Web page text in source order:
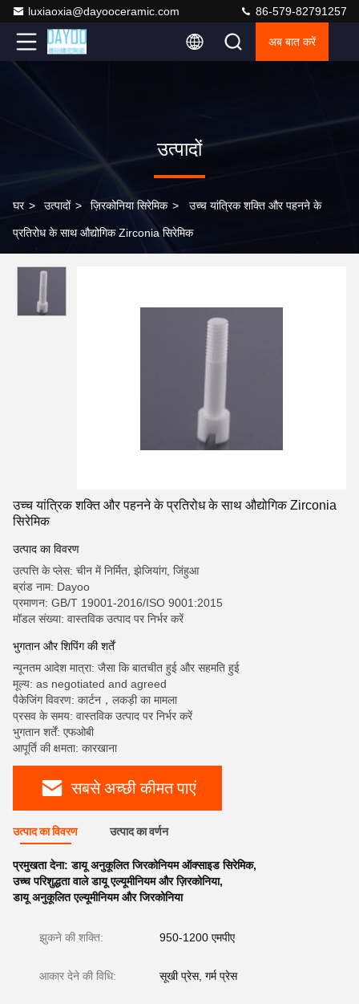
luxiaoxia@dayooceramic.com 86-579-82791257
अब बात करें
उत्पादों
घर > उत्पादों > ज़िरकोनिया सिरेमिक > उच्च यांत्रिक शक्ति और पहनने के
प्रतिरोध के साथ औद्योगिक Zirconia सिरेमिक
उच्च यांत्रिक शक्ति और पहनने के प्रतिरोध के साथ औद्योगिक Zirconia
सिरेमिक
उत्पाद का विवरण
उत्पत्ति के प्लेस: चीन में निर्मित, झेजियांग, जिंहुआ
ब्रांड नाम: Dayoo
प्रमाणन: GB/T 19001-2016/ISO 9001:2015
मॉडल संख्या: वास्तविक उत्पाद पर निर्भर करें
भुगतान और शिपिंग की शर्तें
न्यूनतम आदेश मात्रा: जैसा कि बातचीत हुई और सहमति हुई
मूल्य: as negotiated and agreed
पैकेजिंग विवरण: कार्टन，लकड़ी का मामला
प्रसव के समय: वास्तविक उत्पाद पर निर्भर करें
भुगतान शर्तें: एफओबी
आपूर्ति की क्षमता: कारखाना
सबसे अच्छी कीमत पाएं
उत्पाद का विवरण उत्पाद का वर्णन
प्रमुखता देना:डायू अनुकूलित जिरकोनियम ऑक्साइड सिरेमिक,
उच्च परिशुद्धता वाले डायू एल्यूमीनियम और ज़िरकोनिया,
डायू अनुकूलित एल्यूमीनियम और जिरकोनिया
झुकने की शक्ति: 950-1200 एमपीए
आकार देने की विधि: सूखी प्रेस, गर्म प्रेस